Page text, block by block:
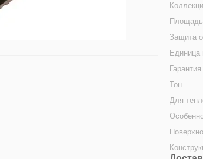
Площадь
Защита
Единица
Гарантия
Тон
Для